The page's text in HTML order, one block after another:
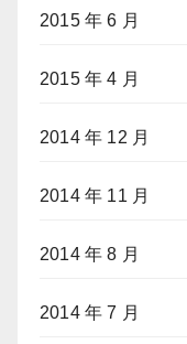
2015 年 6 月
2015 年 4 月
2014 年 12 月
2014 年 11 月
2014 年 8 月
2014 年 7 月